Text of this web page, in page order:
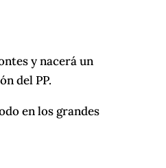
y nacerá un
del PP.
en los grandes